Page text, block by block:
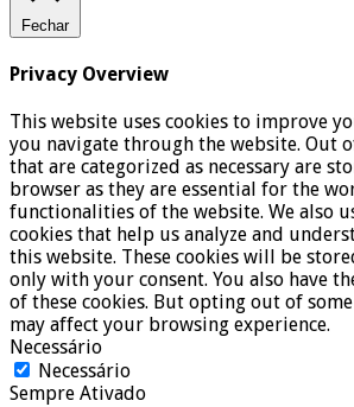
Fechar
Privacy Overview
This website uses cookies to improve
you navigate through the website. Out
that are categorized as necessary are
browser as they are essential for the
functionalities of the website. We also
cookies that help us analyze and
this website. These cookies will be
only with your consent. You also have
of these cookies. But opting out of
may affect your browsing experience.
Necessário
Necessário
Sempre Ativado